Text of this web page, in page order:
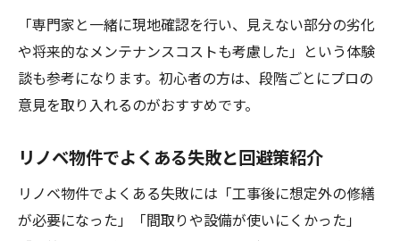
「専門家と一緒に現地確認を行い、見えない部分の劣化
や将来的なメンテナンスコストも考慮した」という体験
談も参考になります。初心者の方は、段階ごとにプロの
意見を取り入れるのがおすすめです。
リノベ物件でよくある失敗と回避策紹介
リノベ物件でよくある失敗には「工事後に想定外の修繕
が必要になった」「間取りや設備が使いにくかった」